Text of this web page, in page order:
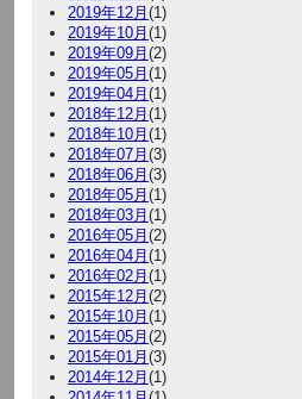
2019年12月(1)
2019年10月(1)
2019年09月(2)
2019年05月(1)
2019年04月(1)
2018年12月(1)
2018年10月(1)
2018年07月(3)
2018年06月(3)
2018年05月(1)
2018年03月(1)
2016年05月(2)
2016年04月(1)
2016年02月(1)
2015年12月(2)
2015年10月(1)
2015年05月(2)
2015年01月(3)
2014年12月(1)